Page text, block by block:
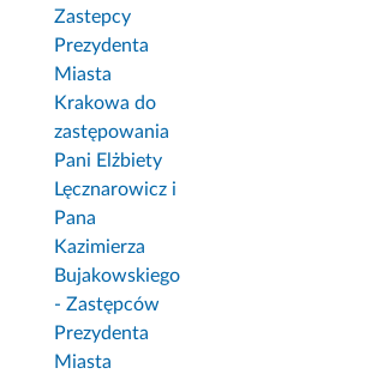
Zastepcy
Prezydenta
Miasta
Krakowa do
zastępowania
Pani Elżbiety
Lęcznarowicz i
Pana
Kazimierza
Bujakowskiego
- Zastępców
Prezydenta
Miasta